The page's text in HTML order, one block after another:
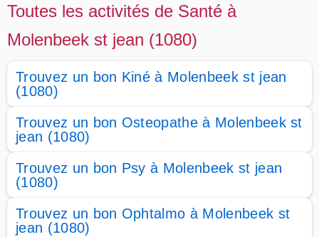
Toutes les activités de Santé à
Molenbeek st jean (1080)
Trouvez un bon Kiné à Molenbeek st jean
(1080)
Trouvez un bon Osteopathe à Molenbeek st
jean (1080)
Trouvez un bon Psy à Molenbeek st jean
(1080)
Trouvez un bon Ophtalmo à Molenbeek st
jean (1080)